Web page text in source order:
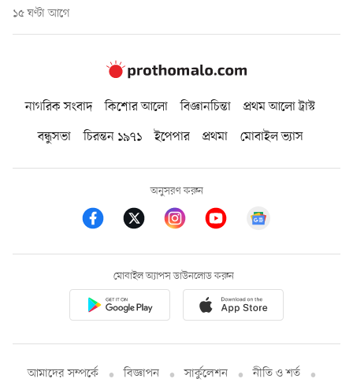
১৫ ঘণ্টা আগে
নাগরিক সংবাদ কিশোর আলো বিজ্ঞানচিন্তা
প্রথম আলো ট্রাস্ট
বন্ধুসভা
চিরন্তন ১৯৭১ ইপেপার প্রথমা মোবাইল ভ্যাস
অনুসরণ করুন
মোবাইল অ্যাপস ডাউনলোড করুন
আমাদের সম্পর্কে বিজ্ঞাপন সার্কুলেশন নীতি ও শর্ত